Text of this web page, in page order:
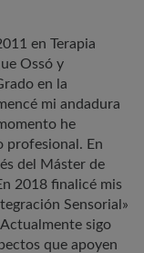
en Terapia
Ossó y
en la
mi andadura
he
profesional. En
del Máster de
2018 finalicé mis
Sensorial»
sigo
que apoyen